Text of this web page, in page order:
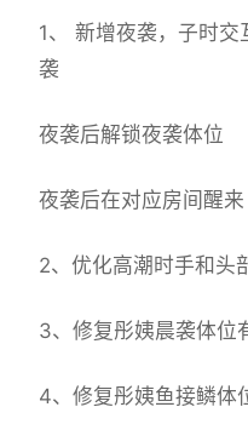
1、 新增夜袭，子时
袭
夜袭后解锁夜袭体位
夜袭后在对应房间醒来
2、优化高潮时手和头
3、修复彤姨晨袭体位
4、修复彤姨鱼接鳞体